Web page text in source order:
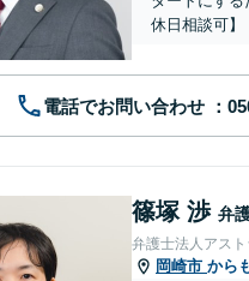
休日相談可】
電話でお問い合わせ
篠塚 渉 弁
弁護士法人アス
岡崎市 から